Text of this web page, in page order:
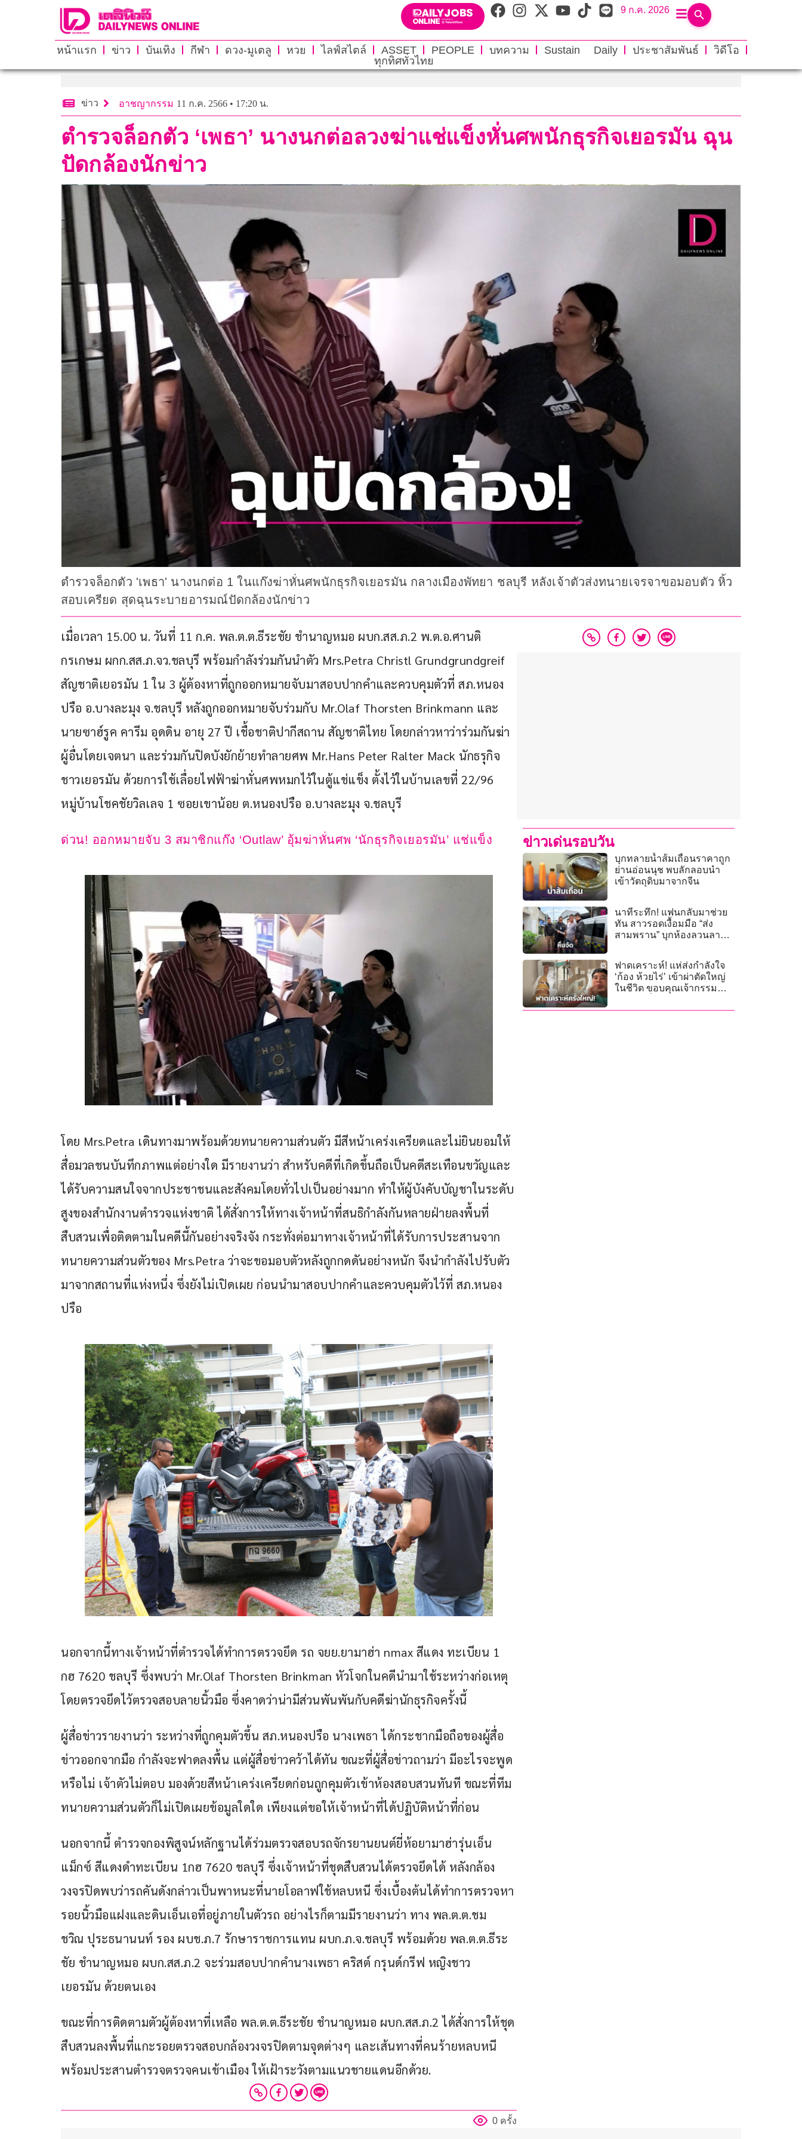
9 ก.ค. 2026
หน้าแรก ข่าว บันเทิง กีฬา ดวง-มูเตลู หวย ไลฟ์สไตล์ ASSET PEOPLE บทความ Sustain Daily ประชาสัมพันธ์
วิดีโอ
ทุกทิศทั่วไทย
ข่าว อาชญากรรม 11 ก.ค. 2566 • 17:20 น.
ตำรวจล็อกตัว ‘เพธา’ นางนกต่อลวงฆ่าแช่แข็งหั่นศพนักธุรกิจเยอรมัน ฉุน
ปัดกล้องนักข่าว
ตำรวจล็อกตัว 'เพธา' นางนกต่อ 1 ในแก๊งฆ่าหั่นศพนักธุรกิจเยอรมัน กลางเมืองพัทยา ชลบุรี หลังเจ้าตัวส่งทนายเจรจาขอมอบตัว หิ้ว
สอบเครียด สุดฉุนระบายอารมณ์ปัดกล้องนักข่าว
เมื่อเวลา 15.00 น. วันที่ 11 ก.ค. พล.ต.ต.ธีระชัย ชำนาญหมอ ผบก.สส.ภ.2 พ.ต.อ.ศานติ
กรเกษม ผกก.สส.ภ.จว.ชลบุรี พร้อมกำลังร่วมกันนำตัว Mrs.Petra Christl Grundgrundgreif
สัญชาติเยอรมัน 1 ใน 3 ผู้ต้องหาที่ถูกออกหมายจับมาสอบปากคำและควบคุมตัวที่ สภ.หนอง
ปรือ อ.บางละมุง จ.ชลบุรี หลังถูกออกหมายจับร่วมกับ Mr.Olaf Thorsten Brinkmann และ
นายซาฮ์รูค คารีม อุดดิน อายุ 27 ปี เชื้อชาติปากีสถาน สัญชาติไทย โดยกล่าวหาว่าร่วมกันฆ่า
ผู้อื่นโดยเจตนา และร่วมกันปิดบังยักย้ายทำลายศพ Mr.Hans Peter Ralter Mack นักธรุกิจ
ชาวเยอรมัน ด้วยการใช้เลื่อยไฟฟ้าฆ่าหั่นศพหมกไว้ในตู้แช่แข็ง ตั้งไว้ในบ้านเลขที่ 22/96
หมู่บ้านโชคชัยวิลเลจ 1 ซอยเขาน้อย ต.หนองปรือ อ.บางละมุง จ.ชลบุรี
ด่วน! ออกหมายจับ 3 สมาชิกแก๊ง ‘Outlaw’ อุ้มฆ่าหั่นศพ ‘นักธุรกิจเยอรมัน’ แช่แข็ง
โดย Mrs.Petra เดินทางมาพร้อมด้วยทนายความส่วนตัว มีสีหน้าเคร่งเครียดและไม่ยินยอมให้
สื่อมวลชนบันทึกภาพแต่อย่างใด มีรายงานว่า สำหรับคดีที่เกิดขึ้นถือเป็นคดีสะเทือนขวัญและ
ได้รับความสนใจจากประชาชนและสังคมโดยทั่วไปเป็นอย่างมาก ทำให้ผู้บังคับบัญชาในระดับ
สูงของสำนักงานตำรวจแห่งชาติ ได้สั่งการให้ทางเจ้าหน้าที่สนธิกำลังกันหลายฝ่ายลงพื้นที่
สืบสวนเพื่อติดตามในคดีนี้กันอย่างจริงจัง กระทั่งต่อมาทางเจ้าหน้าที่ได้รับการประสานจาก
ทนายความส่วนตัวของ Mrs.Petra ว่าจะขอมอบตัวหลังถูกกดดันอย่างหนัก จึงนำกำลังไปรับตัว
มาจากสถานที่แห่งหนึ่ง ซึ่งยังไม่เปิดเผย ก่อนนำมาสอบปากคำและควบคุมตัวไว้ที่ สภ.หนอง
ปรือ
นอกจากนี้ทางเจ้าหน้าที่ตำรวจได้ทำการตรวจยึด รถ จยย.ยามาฮ่า nmax สีแดง ทะเบียน 1
กฮ 7620 ชลบุรี ซึ่งพบว่า Mr.Olaf Thorsten Brinkman หัวโจกในคดีนำมาใช้ระหว่างก่อเหตุ
โดยตรวจยึดไว้ตรวจสอบลายนิ้วมือ ซึ่งคาดว่าน่ามีส่วนพันพันกับคดีฆ่านักธุรกิจครั้งนี้
ผู้สื่อข่าวรายงานว่า ระหว่างที่ถูกคุมตัวขึ้น สภ.หนองปรือ นางเพธา ได้กระชากมือถือของผู้สื่อ
ข่าวออกจากมือ กำลังจะฟาดลงพื้น แต่ผู้สื่อข่าวคว้าได้ทัน ขณะที่ผู้สื่อข่าวถามว่า มีอะไรจะพูด
หรือไม่ เจ้าตัวไม่ตอบ มองด้วยสีหน้าเคร่งเครียดก่อนถูกคุมตัวเข้าห้องสอบสวนทันที ขณะที่ทีม
ทนายความส่วนตัวก็ไม่เปิดเผยข้อมูลใดใด เพียงแต่ขอให้เจ้าหน้าที่ได้ปฏิบัติหน้าที่ก่อน
นอกจากนี้ ตำรวจกองพิสูจน์หลักฐานได้ร่วมตรวจสอบรถจักรยานยนต์ยี่ห้อยามาฮ่ารุ่นเอ็น
แม็กซ์ สีแดงดำทะเบียน 1กฮ 7620 ชลบุรี ซึ่งเจ้าหน้าที่ชุดสืบสวนได้ตรวจยึดได้ หลังกล้อง
วงจรปิดพบว่ารถคันดังกล่าวเป็นพาหนะที่นายโอลาฟใช้หลบหนี ซึ่งเบื้องต้นได้ทำการตรวจหา
รอยนิ้วมือแฝงและดินเอ็นเอที่อยู่ภายในตัวรถ อย่างไรก็ตามมีรายงานว่า ทาง พล.ต.ต.ชม
ชวิณ ปุระธนานนท์ รอง ผบช.ภ.7 รักษาราชการแทน ผบก.ภ.จ.ชลบุรี พร้อมด้วย พล.ต.ต.ธีระ
ชัย ชำนาญหมอ ผบก.สส.ภ.2 จะร่วมสอบปากคำนางเพธา คริสต์ กรุนด์กรีฟ หญิงชาว
เยอรมัน ด้วยตนเอง
ขณะที่การติดตามตัวผู้ต้องหาที่เหลือ พล.ต.ต.ธีระชัย ชำนาญหมอ ผบก.สส.ภ.2 ได้สั่งการให้ชุด
สืบสวนลงพื้นที่แกะรอยตรวจสอบกล้องวงจรปิดตามจุดต่างๆ และเส้นทางที่คนร้ายหลบหนี
พร้อมประสานตำรวจตรวจคนเข้าเมือง ให้เฝ้าระวังตามแนวชายแดนอีกด้วย.
0 ครั้ง
ข่าวเด่นรอบวัน
บุกทลายน้ำส้มเถื่อนราคาถูก
ย่านอ่อนนุช พบลักลอบนำ
เข้าวัตถุดิบมาจากจีน
นาทีระทึก! แฟนกลับมาช่วย
ทัน สาวรอดเงื้อมมือ “ส่ง
สามพราน” บุกห้องลวนลาม-
ฟาดเคราะห์! แห่ส่งกำลังใจ
‘ก้อง ห้วยไร่’ เข้าผ่าตัดใหญ่
ในชีวิต ขอบคุณเจ้ากรรม